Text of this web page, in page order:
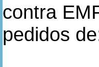
contra
pedidos